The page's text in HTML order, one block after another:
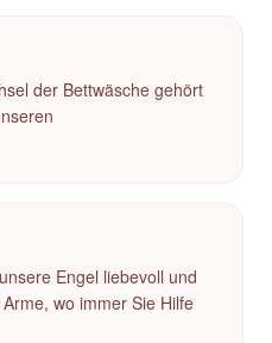
der Bettwäsche gehört
Engel liebevoll und
wo immer Sie Hilfe